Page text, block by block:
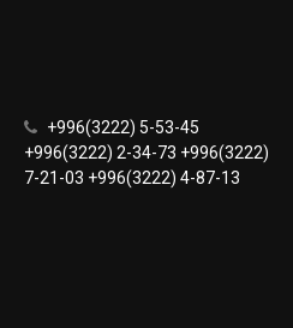
+996(3222) 5-53-45
+996(3222) 2-34-73 +996(3222)
7-21-03 +996(3222) 4-87-13